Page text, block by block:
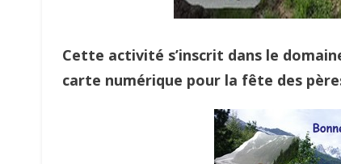
Cette activité s’inscrit dans le
carte numérique pour la fête des